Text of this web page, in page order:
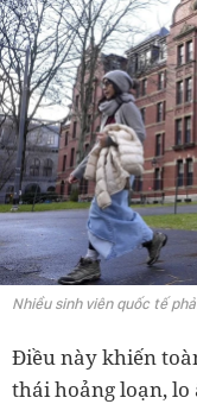
Nhiều sinh viên quốc tế
Điều này khiến
thái hoảng loạn, lo